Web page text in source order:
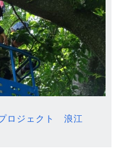
ロジェクト 浪江